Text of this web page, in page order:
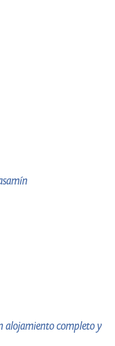
alojamiento completo y